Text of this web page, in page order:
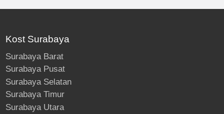
Kost Surabaya
Surabaya Barat
Surabaya Pusat
Surabaya Selatan
Surabaya Timur
Surabaya Utara